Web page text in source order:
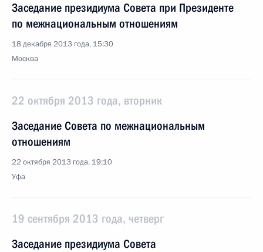
Заседание президиума Совета при Президенте
по межнациональным отношениям
18 декабря 2013 года, 15:30
Москва
22 октября 2013 года, вторник
Заседание Совета по межнациональным
отношениям
22 октября 2013 года, 19:10
Уфа
19 сентября 2013 года, четверг
Заседание президиума Совета